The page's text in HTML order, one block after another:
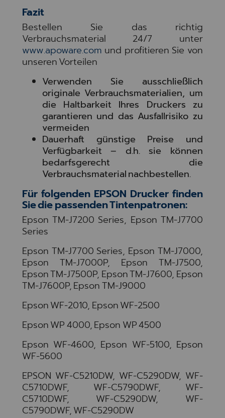
Fazit
Bestellen Sie das richtig
Verbrauchsmaterial 24/7 unter
www.apoware.com und profitieren Sie von
unseren Vorteilen
Verwenden Sie ausschließlich
originale Verbrauchsmaterialien, um
die Haltbarkeit Ihres Druckers zu
garantieren und das Ausfallrisiko zu
vermeiden
Dauerhaft günstige Preise und
Verfügbarkeit – d.h. sie können
bedarfsgerecht die
Verbrauchsmaterial nachbestellen.
Für folgenden EPSON Drucker finden
Sie die passenden Tintenpatronen:
Epson TM-J7200 Series, Epson TM-J7700
Series
Epson TM-J7700 Series, Epson TM-J7000,
Epson TM-J7000P, Epson TM-J7500,
Epson TM-J7500P, Epson TM-J7600, Epson
TM-J7600P, Epson TM-J9000
Epson WF-2010, Epson WF-2500
Epson WP 4000, Epson WP 4500
Epson WF-4600, Epson WF-5100, Epson
WF-5600
EPSON WF-C5210DW, WF-C5290DW, WF-
C5710DWF, WF-C5790DWF, WF-
C5710DWF, WF-C5290DW, WF-
C5790DWF, WF-C5290DW